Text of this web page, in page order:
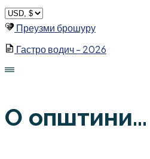
Skip
to
content
Преузми брошуру
Гастро водич - 2026
О општини...